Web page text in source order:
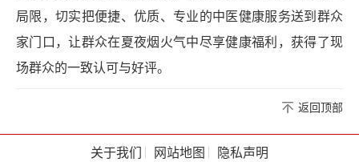
局限，切实把便捷、优质、专业的中医健康服务送到群众
家门口，让群众在夏夜烟火气中尽享健康福利，获得了现
场群众的一致认可与好评。
返回顶部
关于我们 网站地图 隐私声明